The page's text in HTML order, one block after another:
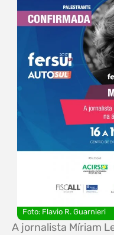
Foto: Flavio R. Guarnieri
A jornalista Míriam